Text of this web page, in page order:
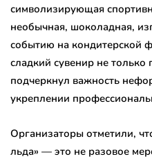
символизирующая
необычная, шоколадная,
событию на кондитерской
сладкий сувенир не только
подчеркнул важность
укреплении
Организаторы отметили,
льда» — это не разовое